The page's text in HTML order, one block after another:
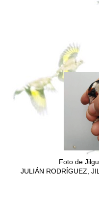
Foto de
JULIÁN RODRÍGUEZ,